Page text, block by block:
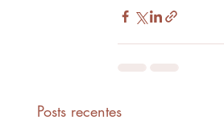
Posts recentes